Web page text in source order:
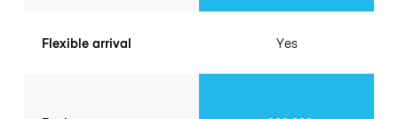
Flexible arrival Yes